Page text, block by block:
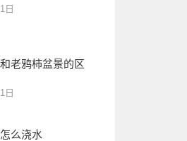
日
老鸦柿盆景的区
日
么浇水